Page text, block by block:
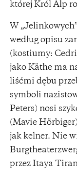
której Król Alp
W
według opisu
(kostiumy:
jako Käthe ma
liśćmi dębu
symboli
Peters) nosi
(Mavie
jak kelner. Nie
przez Itaya